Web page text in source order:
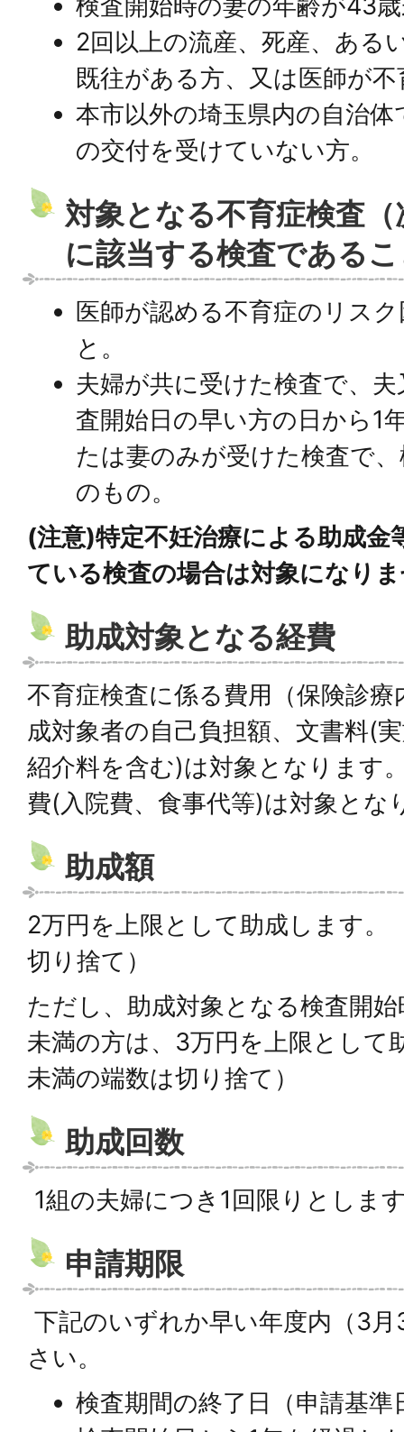
2回以上の流産、死産、ある
既往がある方、又は医師が
本市以外の埼玉県内の自治
の交付を受けていない方。
対象となる不育症検査
に該当する検査である
医師が認める不育症のリス
と。
夫婦が共に受けた検査で、
査開始日の早い方の日から1
たは妻のみが受けた検査で
のもの。
(注意)特定不妊治療による助成金
ている検査の場合は対象になり
助成対象となる経費
不育症検査に係る費用（保険診
成対象者の自己負担額、文書料(
紹介料を含む)は対象となります
費(入院費、食事代等)は対象とな
助成額
2万円を上限として助成します。
切り捨て）
ただし、助成対象となる検査開
未満の方は、3万円を上限として
未満の端数は切り捨て）
助成回数
1組の夫婦につき1回限りとしま
申請期限
下記のいずれか早い年度内（3
さい。
検査期間の終了日（申請基